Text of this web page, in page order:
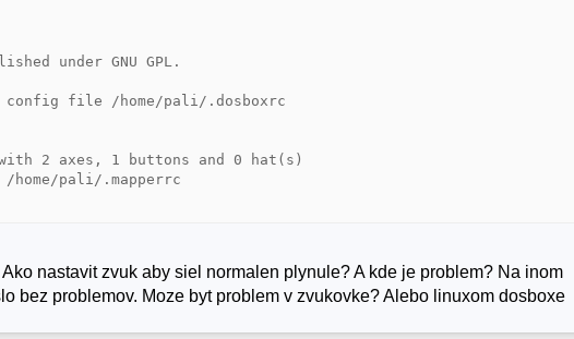
under GNU GPL.
config file /home/pali/.dosboxrc
2 axes, 1 buttons and 0 hat(s)
/home/pali/.mapperrc
nastavit zvuk aby siel normalen plynule? A kde je problem? Na inom
bez problemov. Moze byt problem v zvukovke? Alebo linuxom dosboxe